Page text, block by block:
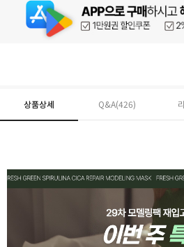
상품상세 Q&A(426)